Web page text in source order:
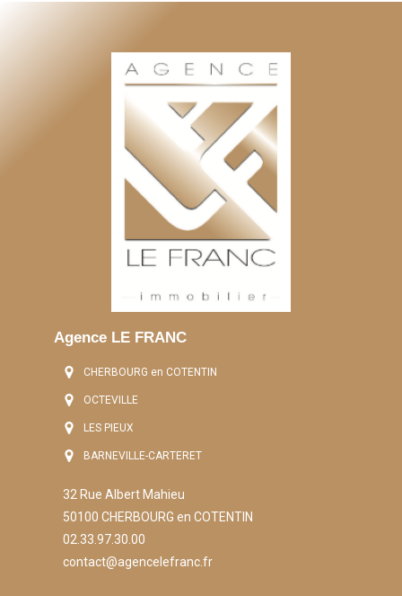
Agence LE FRANC
CHERBOURG en COTENTIN
OCTEVILLE
LES PIEUX
BARNEVILLE-CARTERET
32 Rue Albert Mahieu
50100 CHERBOURG en COTENTIN
02.33.97.30.00
contact@agencelefranc.fr